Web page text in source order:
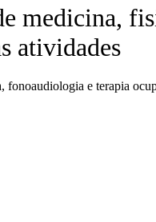
medicina,
atividades
e terapia